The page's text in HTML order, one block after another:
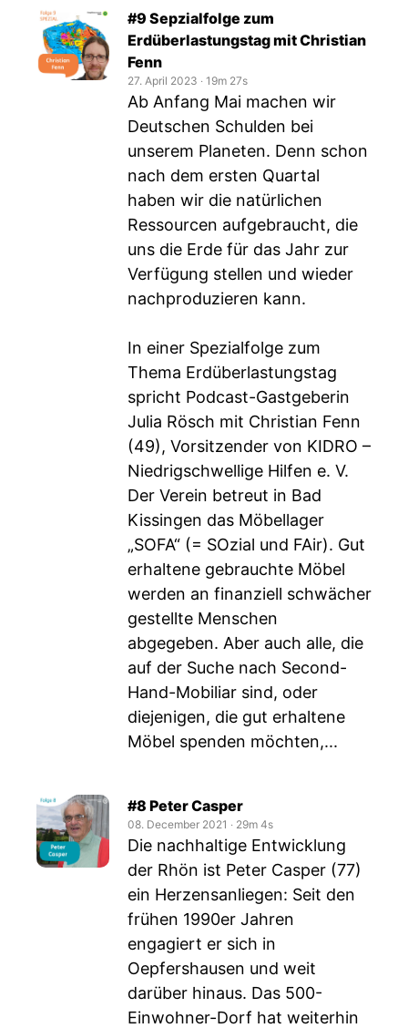
#9 Sepzialfolge zum
Erdüberlastungstag mit Christian
Fenn
27. April 2023 ‧ 19m 27s
Ab Anfang Mai machen wir
Deutschen Schulden bei
unserem Planeten. Denn schon
nach dem ersten Quartal
haben wir die natürlichen
Ressourcen aufgebraucht, die
uns die Erde für das Jahr zur
Verfügung stellen und wieder
nachproduzieren kann.
In einer Spezialfolge zum
Thema Erdüberlastungstag
spricht Podcast-Gastgeberin
Julia Rösch mit Christian Fenn
(49), Vorsitzender von KIDRO –
Niedrigschwellige Hilfen e. V.
Der Verein betreut in Bad
Kissingen das Möbellager
„SOFA“ (= SOzial und FAir). Gut
erhaltene gebrauchte Möbel
werden an finanziell schwächer
gestellte Menschen
abgegeben. Aber auch alle, die
auf der Suche nach Second-
Hand-Mobiliar sind, oder
diejenigen, die gut erhaltene
Möbel spenden möchten,...
#8 Peter Casper
08. December 2021 ‧ 29m 4s
Die nachhaltige Entwicklung
der Rhön ist Peter Casper (77)
ein Herzensanliegen: Seit den
frühen 1990er Jahren
engagiert er sich in
Oepfershausen und weit
darüber hinaus. Das 500-
Einwohner-Dorf hat weiterhin